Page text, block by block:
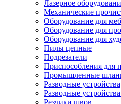
Лазерное
Механические
Оборудование для
Оборудование для
Оборудование для
Пилы цепные
Подрезатели
Приспособления для
Промышленные
Разводные устройства
Разводные
Резчики швов